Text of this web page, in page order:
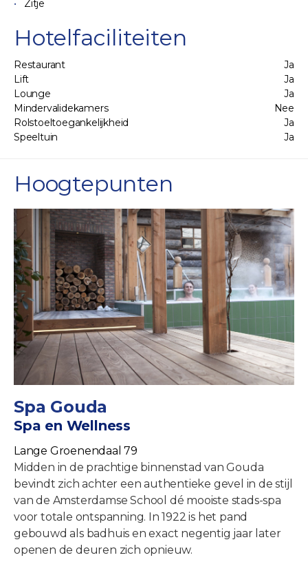
Zitje
Hotelfaciliteiten
Restaurant
Ja
Lift
Ja
Lounge
Ja
Mindervalidekamers
Nee
Rolstoeltoegankelijkheid
Ja
Speeltuin
Ja
Hoogtepunten
Spa Gouda
Spa en Wellness
Lange Groenendaal 79
Midden in de prachtige binnenstad van Gouda
bevindt zich achter een authentieke gevel in de stijl
van de Amsterdamse School dé mooiste stads-spa
voor totale ontspanning. In 1922 is het pand
gebouwd als badhuis en exact negentig jaar later
openen de deuren zich opnieuw.